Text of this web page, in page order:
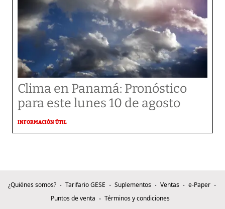
Clima en Panamá: Pronóstico
para este lunes 10 de agosto
INFORMACIÓN ÚTIL
¿Quiénes somos? Tarifario GESE Suplementos Ventas
e-Paper
Puntos de venta
Términos y condiciones